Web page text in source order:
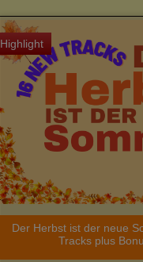
Highlight
Der Herbst ist der neue
Tracks plus